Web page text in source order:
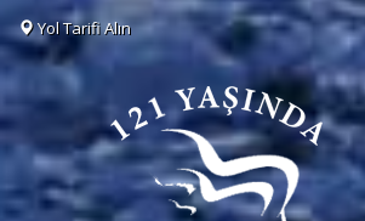
Yol Tarifi Alın